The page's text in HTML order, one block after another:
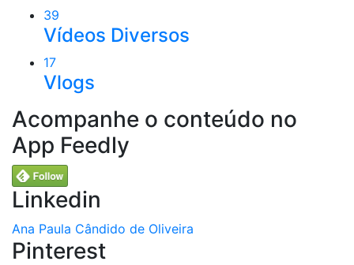
39
Vídeos Diversos
17
Vlogs
Acompanhe o conteúdo no
App Feedly
Linkedin
Ana Paula Cândido de Oliveira
Pinterest